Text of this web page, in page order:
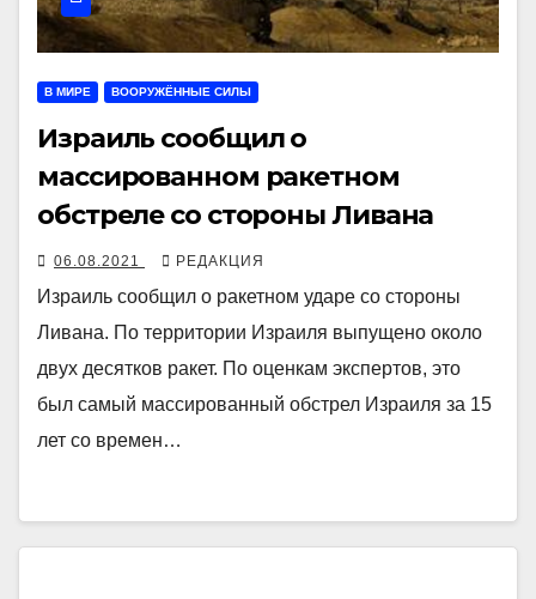
В МИРЕ ВООРУЖЁННЫЕ СИЛЫ
Израиль сообщил о
массированном ракетном
обстреле со стороны Ливана
06.08.2021 РЕДАКЦИЯ
Израиль сообщил о ракетном ударе со стороны
Ливана. По территории Израиля выпущено около
двух десятков ракет. По оценкам экспертов, это
был самый массированный обстрел Израиля за 15
лет со времен…